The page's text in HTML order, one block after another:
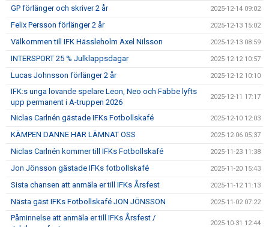
GP förlänger och skriver 2 år 2025-12-14 09:02
Felix Persson förlänger 2 år 2025-12-13 15:02
Välkommen till IFK Hässleholm Axel Nilsson 2025-12-13 08:59
INTERSPORT 25 % Julklappsdagar 2025-12-12 10:57
Lucas Johnsson förlänger 2 år 2025-12-12 10:10
IFK:s unga lovande spelare Leon, Neo och Fabbe lyfts
upp permanent i A-truppen 2026
2025-12-11 17:17
Niclas Carlnén gästade IFKs Fotbollskafé 2025-12-10 12:03
KÄMPEN DANNE HAR LÄMNAT OSS 2025-12-06 05:37
Niclas Carlnén kommer till IFKs Fotbollskafé 2025-11-23 11:38
Jon Jönsson gästade IFKs fotbollskafé 2025-11-20 15:43
Sista chansen att anmäla er till IFKs Årsfest 2025-11-12 11:13
Nästa gäst IFKs Fotbollskafé JON JÖNSSON 2025-11-02 07:22
Påminnelse att anmäla er till IFKs Årsfest /
2025-10-31 12:44